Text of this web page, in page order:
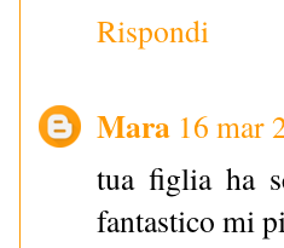
Rispondi
Mara 16 mar
tua figlia ha
fantastico mi